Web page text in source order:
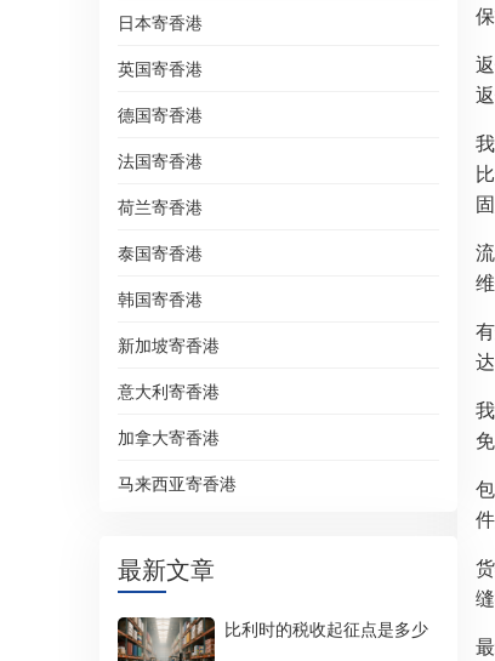
日本寄香港
英国寄香港
德国寄香港
法国寄香港
荷兰寄香港
泰国寄香港
韩国寄香港
新加坡寄香港
意大利寄香港
加拿大寄香港
马来西亚寄香港
最新文章
比利时的税收起征点是多少